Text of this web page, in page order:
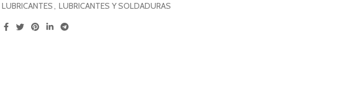
LUBRICANTES, LUBRICANTES Y SOLDADURAS